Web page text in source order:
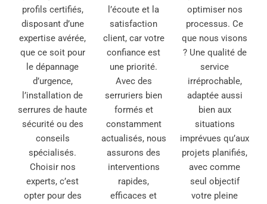
profils certifiés,
disposant d’une
expertise avérée,
que ce soit pour
le dépannage
d’urgence,
l’installation de
serrures de haute
sécurité ou des
conseils
spécialisés.
Choisir nos
experts, c’est
opter pour des
l’écoute et la
satisfaction
client, car votre
confiance est
une priorité.
Avec des
serruriers bien
formés et
constamment
actualisés, nous
assurons des
interventions
rapides,
efficaces et
optimiser nos
processus. Ce
que nous visons
? Une qualité de
service
irréprochable,
adaptée aussi
bien aux
situations
imprévues qu’aux
projets planifiés,
avec comme
seul objectif
votre pleine